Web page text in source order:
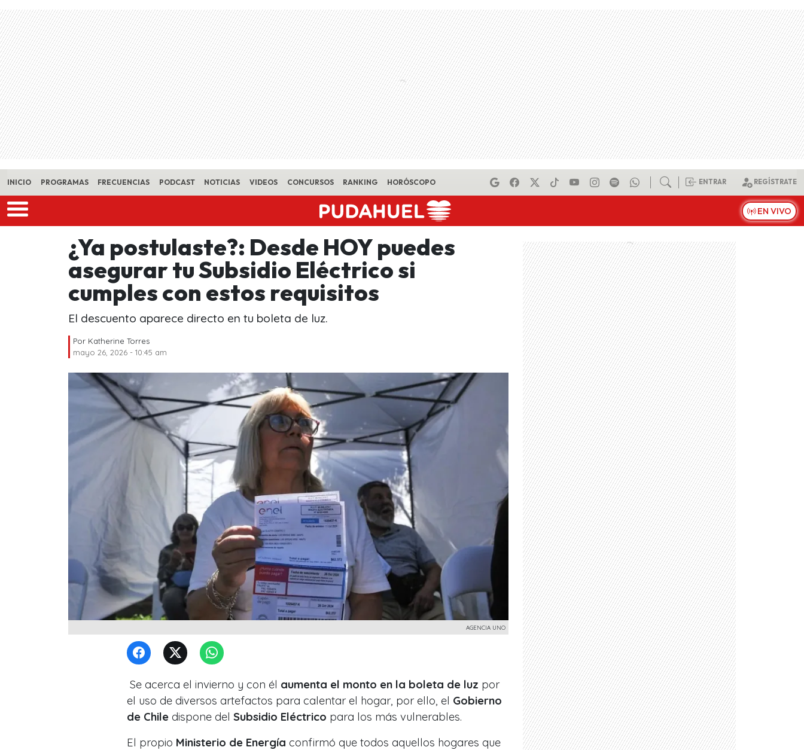
Skip to main content
INICIO PROGRAMAS FRECUENCIAS PODCAST NOTICIAS VIDEOS CONCURSOS RANKING HORÓSCOPO ENTRAR REGÍSTRATE
EN VIVO
¿Ya postulaste?: Desde HOY puedes
asegurar tu Subsidio Eléctrico si
cumples con estos requisitos
El descuento aparece directo en tu boleta de luz.
Por Katherine Torres
mayo 26, 2026 - 10:45 am
AGENCIA UNO
Se acerca el invierno y con él aumenta el monto en la boleta de luz por
el uso de diversos artefactos para calentar el hogar, por ello, el Gobierno
de Chile dispone del Subsidio Eléctrico para los más vulnerables.
El propio Ministerio de Energía confirmó que todos aquellos hogares que